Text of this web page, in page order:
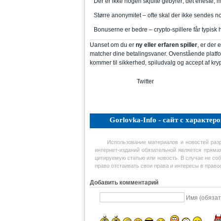
Større anonymitet – ofte skal der ikke sendes
Bonuserne er bedre – crypto-spillere får
Uanset om du er ny eller erfaren spiller, er der
matcher dine betalingsvaner. Ovenstående
kommer til sikkerhed, spiludvalg og accept af
Twitter
Gorlovka-Info - сайт с
Использование материалов и новостей
интернет-изданий обязательной является
цитируемую статью или новость. В случае не
право отстаивать свои права и интересы в
Добавить комментарий
Имя